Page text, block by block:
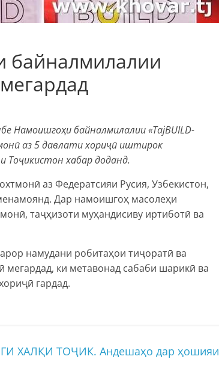
Намоишгоҳи байналмилалии «TajBUILD-
аз 5 давлати хориҷӣ иштирок
Тоҷикистон хабар доданд.
аз Федератсияи Русия, Узбекистон,
Дар намоишгоҳ масолеҳи
таҷҳизоти муҳандисиву иртиботӣ ва
намудани робитаҳои тиҷоратӣ ва
ки метавонад сабаби шарикӣ ва
гардад.
ХАЛҚИ ТОҶИК. Андешаҳо дар ҳошияи